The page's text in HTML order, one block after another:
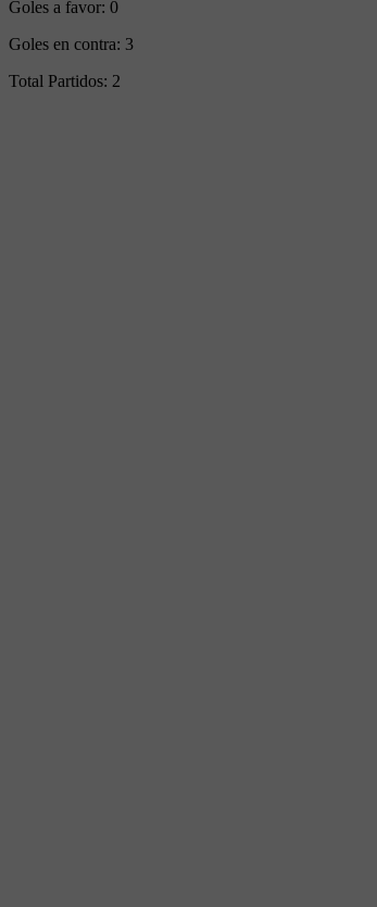
Goles a favor: 0
Goles en contra: 3
Total Partidos: 2